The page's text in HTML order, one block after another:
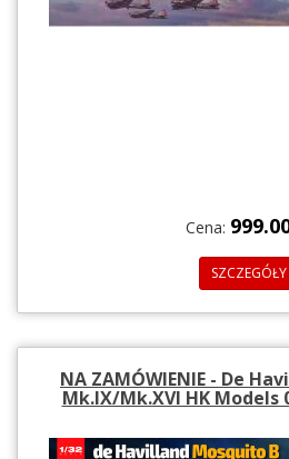
Cena:
SZCZEGÓŁY
NA ZAMÓWIENIE - De
Mk.IX/Mk.XVI HK Models